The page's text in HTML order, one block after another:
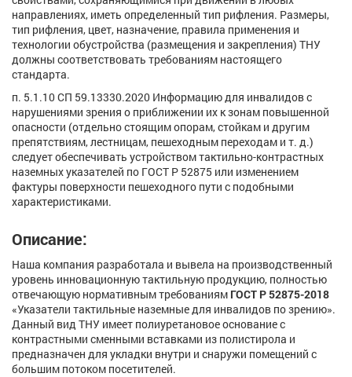
направлениях, иметь определенный тип рифления. Размеры,
тип рифления, цвет, назначение, правила применения и
технологии обустройства (размещения и закрепления) ТНУ
должны соответствовать требованиям настоящего
стандарта.
п. 5.1.10 СП 59.13330.2020 Информацию для инвалидов с
нарушениями зрения о приближении их к зонам повышенной
опасности (отдельно стоящим опорам, стойкам и другим
препятствиям, лестницам, пешеходным переходам и т. д.)
следует обеспечивать устройством тактильно-контрастных
наземных указателей по ГОСТ Р 52875 или изменением
фактуры поверхности пешеходного пути с подобными
характеристиками.
Описание:
Наша компания разработала и вывела на производственный
уровень инновационную тактильную продукцию, полностью
отвечающую нормативным требованиям ГОСТ Р 52875-2018
«Указатели тактильные наземные для инвалидов по зрению».
Данный вид ТНУ имеет полиуретановое основание с
контрастными сменными вставками из полистирола и
предназначен для укладки внутри и снаружи помещений с
большим потоком посетителей.